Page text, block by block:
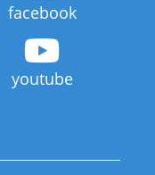
facebook
youtube